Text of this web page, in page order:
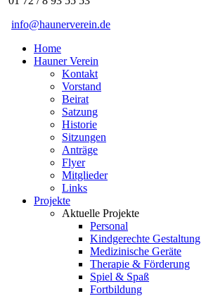
info@haunerverein.de
Home
Hauner Verein
Kontakt
Vorstand
Beirat
Satzung
Historie
Sitzungen
Anträge
Flyer
Mitglieder
Links
Projekte
Aktuelle Projekte
Personal
Kindgerechte Gestaltung
Medizinische Geräte
Therapie & Förderung
Spiel & Spaß
Fortbildung